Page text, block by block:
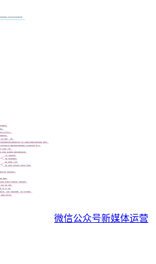
微信公众号新媒体运营